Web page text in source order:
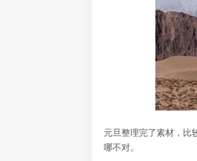
元旦整理完了素材，比
哪不对。